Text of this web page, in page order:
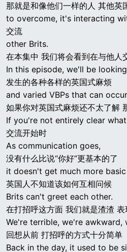
那就是和像他们一样的人 其他英
to overcome, it's interacting
交流
other Brits.
在本集中 我们将会看到在与他人
In this episode, we'll be
发生的各种各样的英国式麻烦
and varied VBPs that can
如果你对英国式麻烦还不太了解
If you're not entirely clear
交流开始时
As communication goes,
没有什么比说“你好”更基本的了
it doesn't get much more
英国人不知道该如何互相问候
Brits can't greet each other.
在打招呼这方面 我们就是渣渣
We're terrible, we're awkward,
回想从前 打招呼的方式十分简单
Back in the day, it used to be